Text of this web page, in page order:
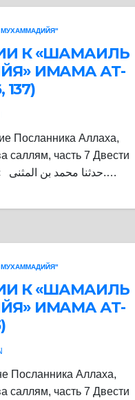
К «ШАМАИЛЬ
ИМАМА АТ-
Посланника Аллаха,
саллям, часть 7 Двести
шестидесятый хадис حدثنا محمد بن المثنى.…
К «ШАМАИЛЬ
ИМАМА АТ-
Посланника Аллаха,
саллям, часть 7 Двести